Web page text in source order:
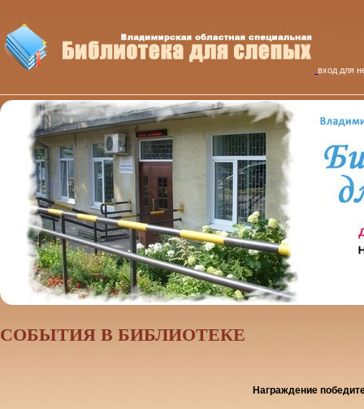
вход для
CОБЫТИЯ В БИБЛИОТЕКЕ
Награждение